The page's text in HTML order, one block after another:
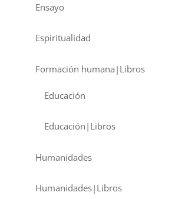
Ensayo
Espiritualidad
Formación humana|Libros
Educación
Educación|Libros
Humanidades
Humanidades|Libros